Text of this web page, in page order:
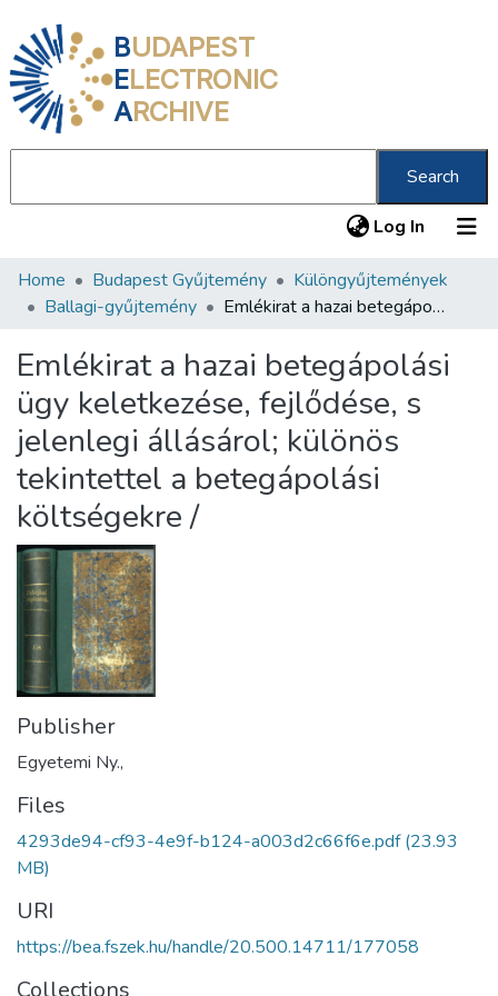
BUDAPEST
ELECTRONIC
ARCHIVE
Search
Log In (current)
Communities & Collections
Statistics
About us
Home Budapest Gyűjtemény
Különgyűjtemények
Ballagi-gyűjtemény
Emlékirat a hazai betegápolási ügy keletkezése, fejlődése, s jelenlegi állásárol; különös tekintettel a betegápolási költségekre /
Emlékirat a hazai betegápolási
ügy keletkezése, fejlődése, s
jelenlegi állásárol; különös
tekintettel a betegápolási
költségekre /
Publisher
Egyetemi Ny.,
Files
4293de94-cf93-4e9f-b124-a003d2c66f6e.pdf(23.93
MB)
URI
https://bea.fszek.hu/handle/20.500.14711/177058
Collections